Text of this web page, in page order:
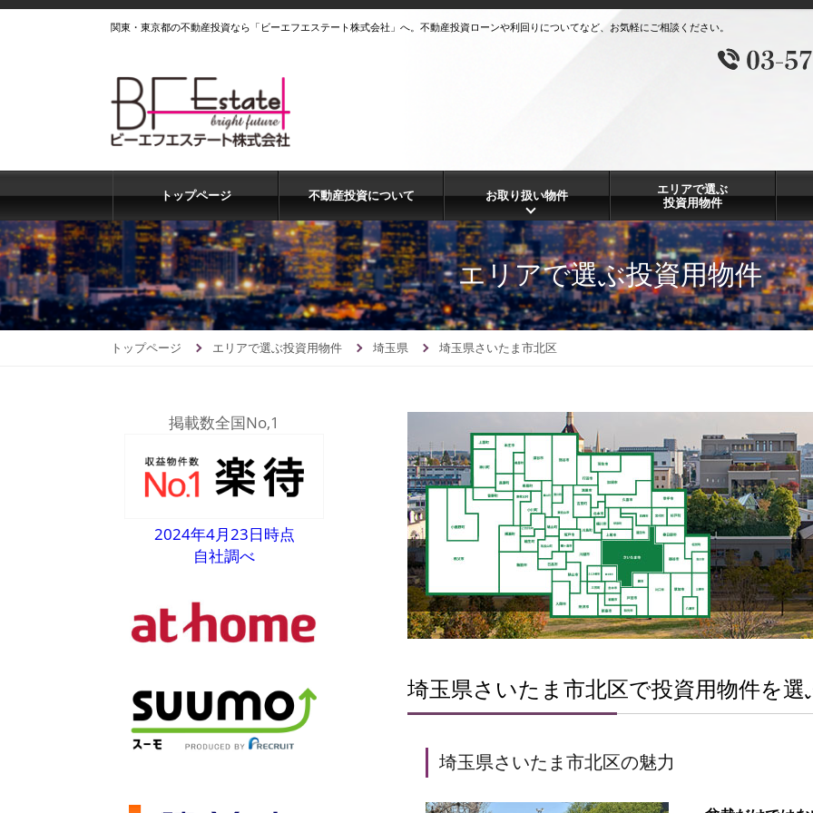
関東・東京都の不動産投資なら「ビーエフエステート株式会社」へ。不動産投資ローンや利回りについてなど、お気軽にご相談ください。
トップページ 不動産投資について お取り扱い物件
エリアで選ぶ
投資用物件
エリアで選ぶ投資用物件
トップページ エリアで選ぶ投資用物件 埼玉県 埼玉県さいたま市北区
埼玉県さいたま市北区で投資用物件を選
埼玉県さいたま市北区の魅力
掲載数全国No,1
2024年4月23日時点
自社調べ